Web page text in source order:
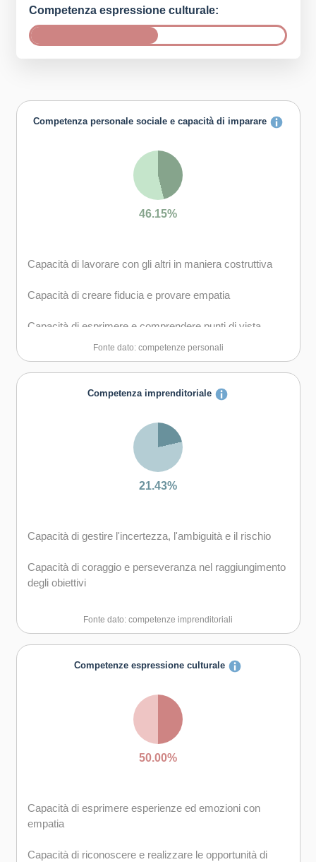
Competenza espressione culturale:
Competenza personale sociale e capacità di imparare
46.15%
Capacità di lavorare con gli altri in maniera costruttiva
Capacità di creare fiducia e provare empatia
Capacità di esprimere e comprendere punti di vista
Capacità di negoziare
Capacità di gestire il proprio apprendimento e la propria
Capacità di mantenersi resilienti
Fonte dato: competenze personali
Competenza imprenditoriale
21.43%
Capacità di gestire l'incertezza, l'ambiguità e il rischio
Capacità di coraggio e perseveranza nel raggiungimento
degli obiettivi
Capacità di motivare gli altri e valorizzare le loro idee, di
Fonte dato: competenze imprenditoriali
Competenze espressione culturale
50.00%
Capacità di esprimere esperienze ed emozioni con
empatia
Capacità di riconoscere e realizzare le opportunità di